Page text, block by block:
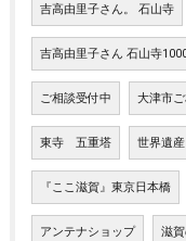
吉高由里子さん。 石山寺
吉高由里子さん 石山寺
ご相談受付中 大津市
東寺 五重塔 世界遺
『ここ滋賀』東京日本橋
アンテナショップ 滋